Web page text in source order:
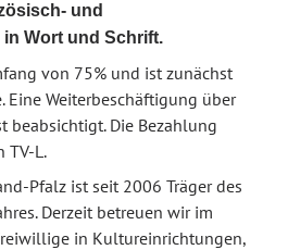
und
Wort und Schrift.
von 75% und ist zunächst
Eine Weiterbeschäftigung über
beabsichtigt. Die Bezahlung
TV-L.
Pfalz ist seit 2006 Träger des
Derzeit betreuen wir im
in Kultureinrichtungen,